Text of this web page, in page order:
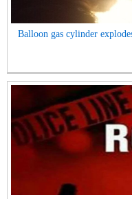
Balloon gas cylinder